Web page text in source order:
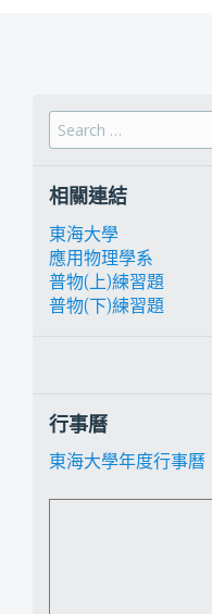
Search for:
相關連結
東海大學
應用物理學系
普物(上)練習題
普物(下)練習題
行事曆
東海大學年度行事曆